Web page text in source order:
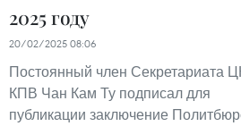
2025 году
20/02/2025 08:06
Постоянный член Секретариата
КПВ Чан Кам Ту подписал для
публикации заключение